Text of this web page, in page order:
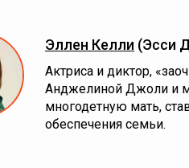
Эллен Келли (Эсси
Актриса и диктор,
Анджелиной Джоли и
многодетную мать,
обеспечения семьи.